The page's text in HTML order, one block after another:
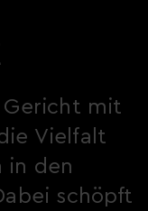
Gericht mit
Vielfalt
in den
schöpft